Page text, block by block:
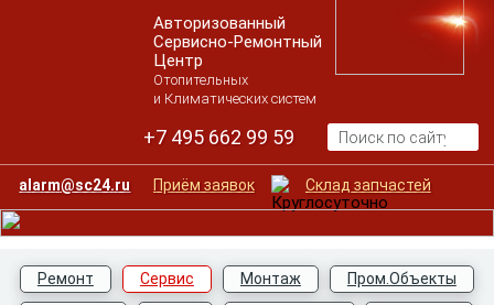
Авторизованный
Сервисно-Ремонтный
Центр
Отопительных
и Климатических систем
+7 495 662 99 59
alarm@sc24.ru
Приём заявок
и Выезд инженера
Склад запчастей
Ремонт Сервис Монтаж Пром.Объекты